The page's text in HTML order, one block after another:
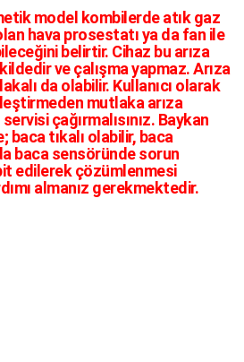
model kombilerde atık gaz
hava prosestatı ya da fan ile
belirtir. Cihaz bu arıza
ve çalışma yapmaz. Arıza
da olabilir. Kullanıcı olarak
mutlaka arıza
çağırmalısınız. Baykan
baca tıkalı olabilir, baca
baca sensöründe sorun
edilerek çözümlenmesi
almanız gerekmektedir.